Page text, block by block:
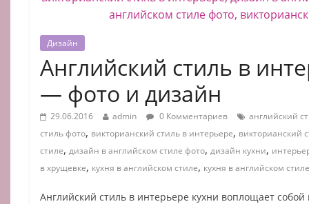
Дизайн
Английский стиль в
— фото и дизайн
29.06.2016 admin 0 Комментариев
английский
стиль фото, викторианский стиль в интерьере, викторианский
стиле,дизайн в английском стиле фото,дизайн кухни,
в хрущевке, кухня в английском стиле, кухня в английском
Английский стиль в интерьере кухни воплощает собой